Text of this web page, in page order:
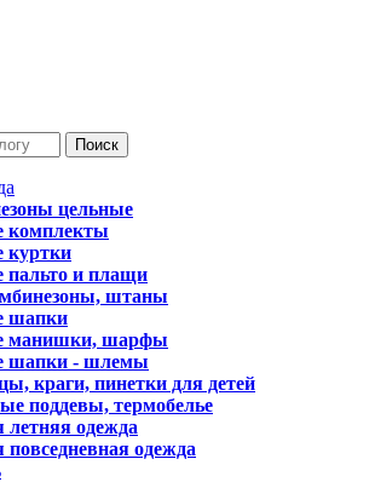
Поиск
цельные
комплекты
куртки
пальто и плащи
штаны
шапки
манишки, шарфы
шапки - шлемы
краги, пинетки для детей
поддевы, термобелье
летняя одежда
повседневная одежда